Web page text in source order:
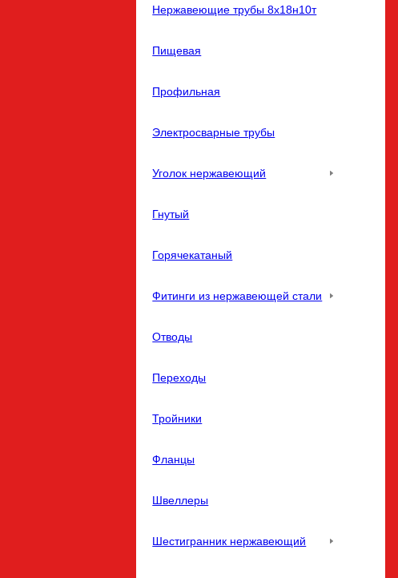
Нержавеющие трубы 8х18н10т
Пищевая
Профильная
Электросварные трубы
Уголок нержавеющий
Гнутый
Горячекатаный
Фитинги из нержавеющей стали
Отводы
Переходы
Тройники
Фланцы
Швеллеры
Шестигранник нержавеющий